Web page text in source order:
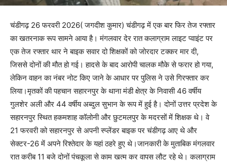
चंडीगढ़ 26 फरवरी 2026( जगदीश कुमार) चंडीगढ़ में एक बार फिर तेज रफ्तार
का खतरनाक रूप सामने आया है। मंगलवार देर रात कलाग्राम लाइट प्वाइंट पर
एक तेज रफ्तार थार ने बाइक सवार दो शिक्षकों को जोरदार टक्कर मार दी,
जिससे दोनों की मौत हो गई। हादसे के बाद आरोपी चालक मौके से फरार हो गया,
लेकिन वाहन का नंबर नोट किए जाने के आधार पर पुलिस ने उसे गिरफ्तार कर
लिया।मृतकों की पहचान सहारनपुर के थाना मंडी क्षेत्र के निवासी 46 वर्षीय
गुलशेर अली और 44 वर्षीय अब्दुल सुभान के रूप में हुई है। दोनों उत्तर प्रदेश के
सहारनपुर स्थित हकमशाह कॉलोनी और छुटमलपुर के मदरसों में शिक्षक थे। वे
21 फरवरी को सहारनपुर से अपनी स्प्लेंडर बाइक पर चंडीगढ़ आए थे और
सेक्टर-26 में अपने रिश्तेदार के यहां ठहरे हुए थे।जानकारी के मुताबिक मंगलवार
रात करीब 11 बजे दोनों पंचकूला से काम खत्म कर वापस लौट रहे थे। कलाग्राम